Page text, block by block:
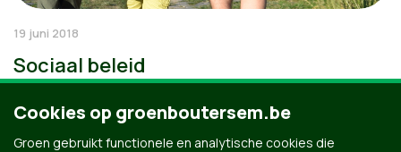
19 juni 2018
Sociaal beleid
Cookies op groenboutersem.be
Groen gebruikt functionele en analytische cookies die